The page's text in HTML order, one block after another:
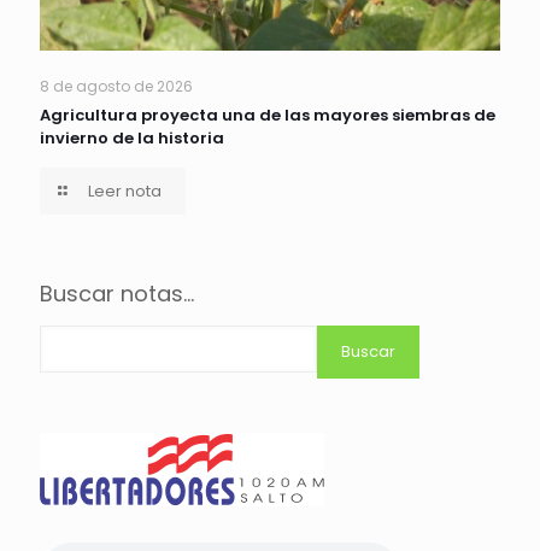
8 de agosto de 2026
Agricultura proyecta una de las mayores siembras de
invierno de la historia
Leer nota
Buscar notas...
Buscar